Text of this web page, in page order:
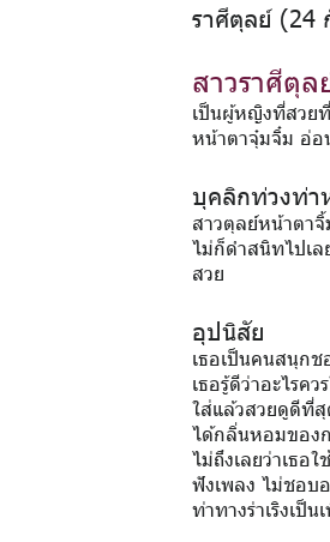
ราศีตุลย์ (24
สาวราศีตุล
เป็นผู้หญิงที่สวย
หน้าตาจุ๋มจิ๋ม อ่อ
บุคลิกท่วงท่า
สาวตุลย์หน้าตา
ไม่ก็ดำสนิทไปเล
สวย
อุปนิสัย
เธอเป็นคนสนุก
เธอรู้ดีว่าอะไรค
ใส่แล้วสวยดูดีที่
ได้กลิ่นหอมของ
ไม่ถึงเลยว่าเธ
ฟังเพลง ไม่ชอบ
ท่าทางร่าเริงเป็